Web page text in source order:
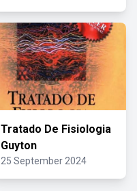
Tratado De Fisiologia
Guyton
25 September 2024